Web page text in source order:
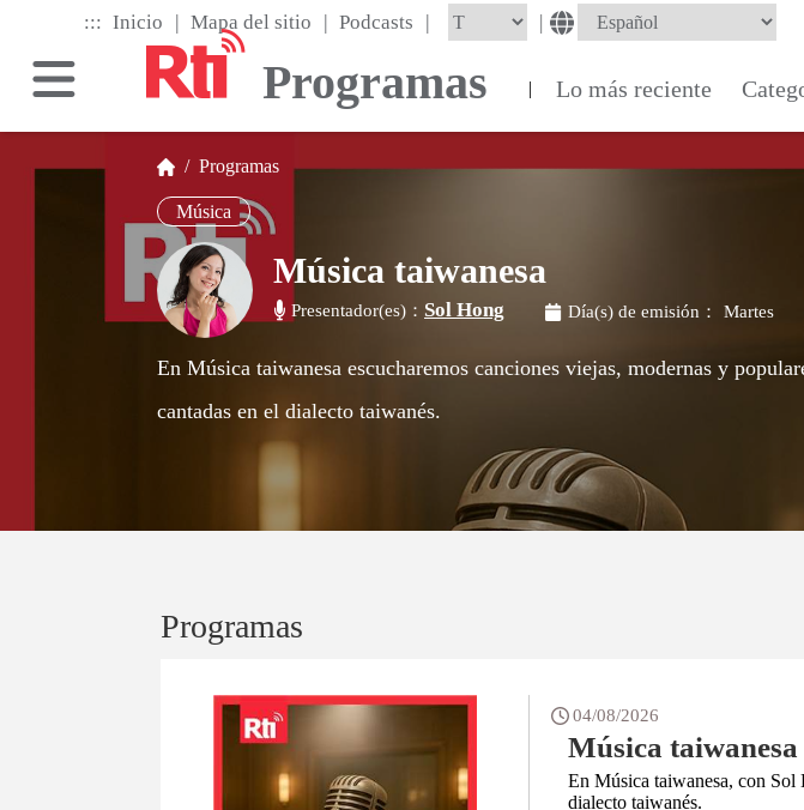
main
content
::: Inicio | Mapa del sitio | Podcasts | |
Programas | Lo más reciente
/Programas
Música
Música taiwanesa
Presentador(es)： Sol Hong Día(s) de emisión： Martes
En Música taiwanesa escucharemos canciones viejas, modernas y
cantadas en el dialecto taiwanés.
Programas
Música taiwanesa
En Música taiwanesa, con Sol
dialecto taiwanés.
04/08/2026